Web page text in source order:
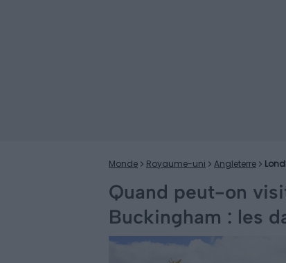
Monde Royaume-uni Angleterre
Quand peut-on
Buckingham : les